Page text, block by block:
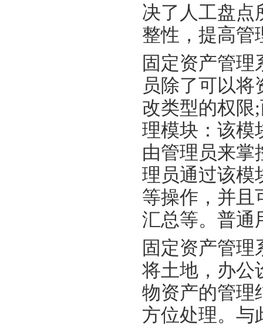
决了人工盘点
整性，提高
固定资产管
员除了可以
改类型的权限
理模块：该模
由管理员来掌
理员通过该模
等操作，并且
汇总等。普通
固定资产管理
将土地，办公
物资产的管理
方位处理。与